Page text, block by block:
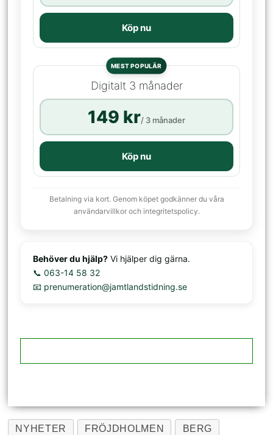
Köp nu
MEST POPULÄR
Digitalt 3 månader
149 kr/ 3 månader
Köp nu
Betalning via kort. Genom köpet godkänner du våra
användarvillkor och integritetspolicy.
Behöver du hjälp? Vi hjälper dig gärna.
📞 063-14 58 32
📧 prenumeration@jamtlandstidning.se
NYHETER FRÖJDHOLMEN BERG